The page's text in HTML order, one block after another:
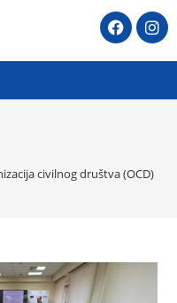
civilnog društva (OCD) na